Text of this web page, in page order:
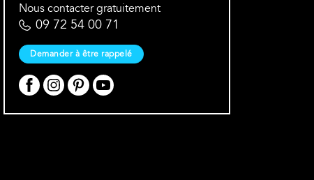
Nous contacter gratuitement
09 72 54 00 71
Demander à être rappelé